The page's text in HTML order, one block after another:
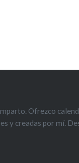
Ofrezco
y creadas por mí.